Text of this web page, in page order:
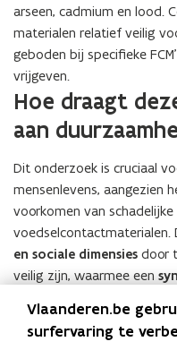
arseen, cadmium en lood.
materialen relatief veilig
geboden bij specifieke
vrijgeven.
Hoe draagt
aan
Dit onderzoek is cruciaal
mensenlevens, aangezien
voorkomen van
en sociale dimensies door
veilig zijn, waarmee een
duurzaamheidsuitdaging
werkte Denrich samen
Vlaanderen.be
surfervaring te